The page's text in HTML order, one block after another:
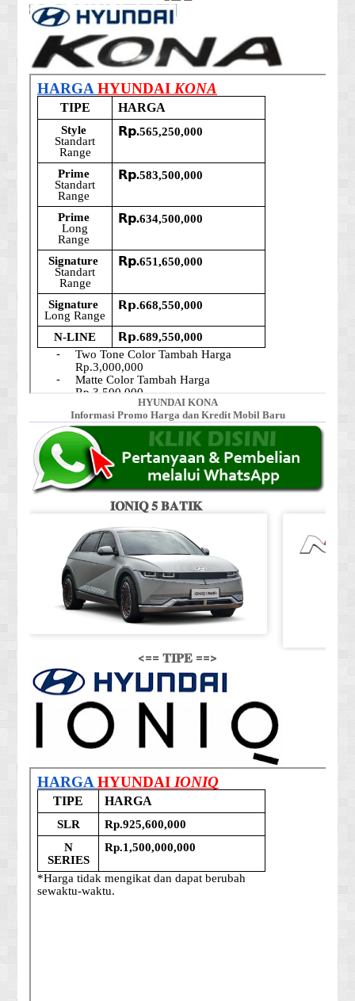
HYUNDAI KONA
Informasi Promo Harga dan Kredit Mobil Baru
𝐈𝐎𝐍𝐈𝐐 𝟓 𝐁𝐀𝐓𝐈𝐊
<== 𝐓𝐈𝐏𝐄 ==>